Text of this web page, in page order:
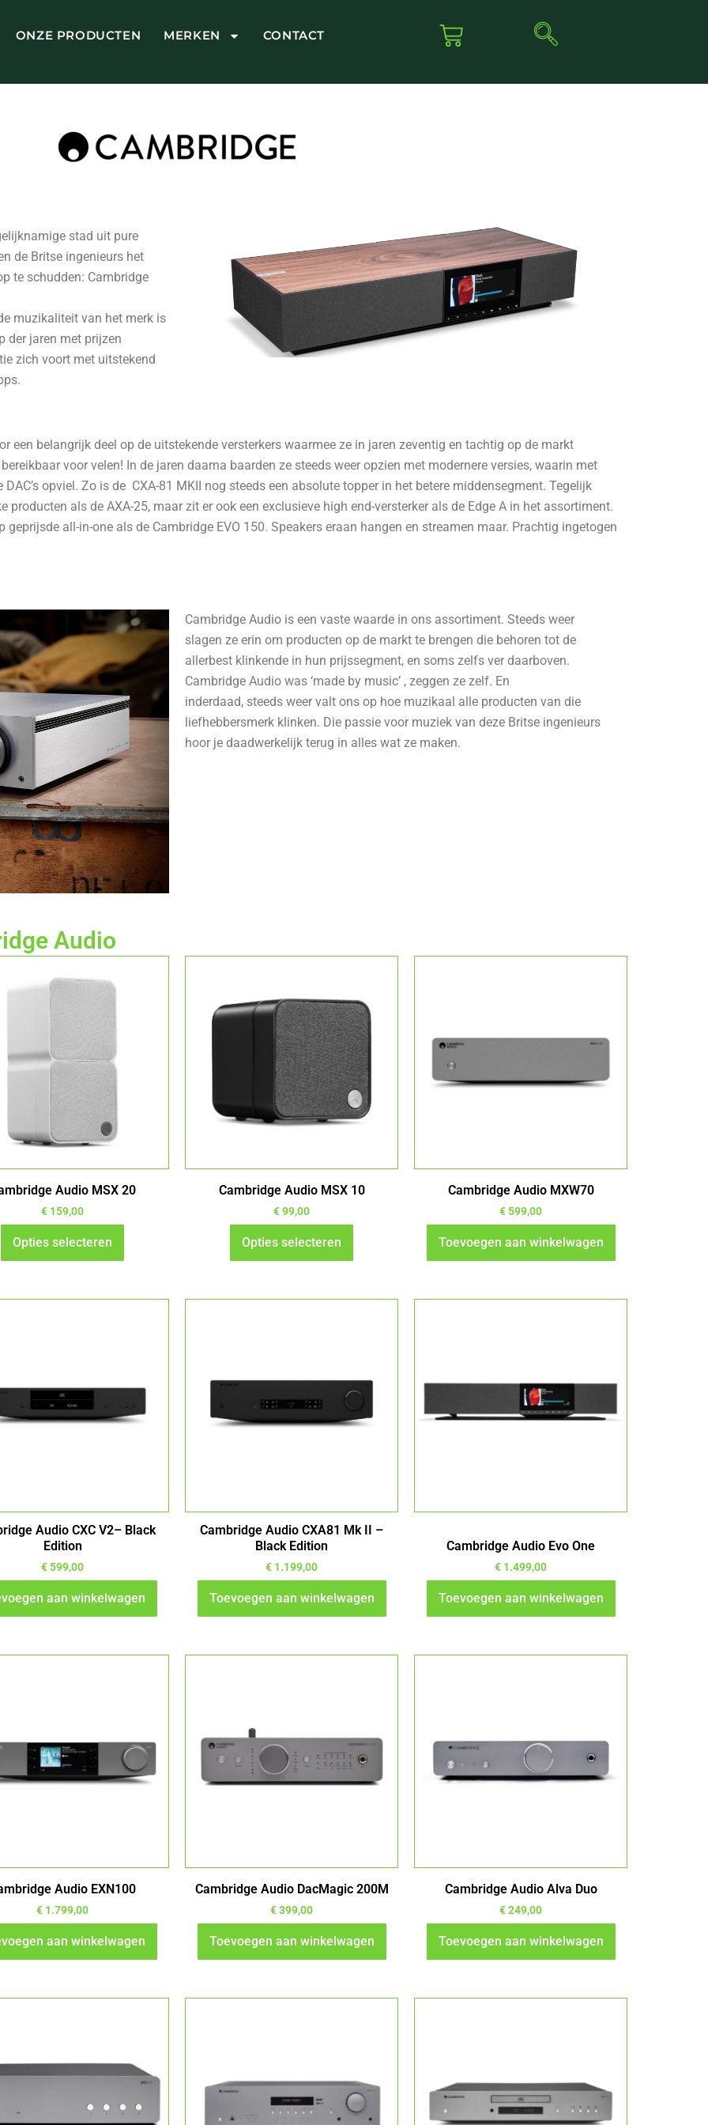
ONZE PRODUCTEN MERKEN CONTACT
stad uit pure
de Britse ingenieurs het
te schudden: Cambridge
muzikaliteit van het merk is
der jaren met prijzen
zich voort met uitstekend
een belangrijk deel op de uitstekende versterkers waarmee ze in jaren zeventig en tachtig op de markt
voor velen! In de jaren daarna baarden ze steeds weer opzien met modernere versies, waarin met
opviel. Zo is de CXA-81 MKII nog steeds een absolute topper in het betere middensegment. Tegelijk
als de AXA-25, maar zit er ook een exclusieve high end-versterker als de Edge A in het assortiment.
all-in-one als de Cambridge EVO 150. Speakers eraan hangen en streamen maar. Prachtig ingetogen
Cambridge Audio is een vaste waarde in ons assortiment. Steeds weer
slagen ze erin om producten op de markt te brengen die behoren tot de
allerbest klinkende in hun prijssegment, en soms zelfs ver daarboven.
Cambridge Audio was ‘made by music’ , zeggen ze zelf. En
inderdaad, steeds weer valt ons op hoe muzikaal alle producten van die
liefhebbersmerk klinken. Die passie voor muziek van deze Britse ingenieurs
hoor je daadwerkelijk terug in alles wat ze maken.
Audio
Audio MSX 20
€ 159,00
Opties selecteren
product
heeft
meerdere
variaties.
Deze
optie
kan
gekozen
worden
op
de
productpagina
Cambridge Audio MSX 10
€99,00
Opties selecteren
heeft
meerdere
variaties.
Deze
optie
kan
gekozen
op
de
productpagina
Cambridge Audio MXW70
€ 599,00
Toevoegen aan winkelwagen
Audio CXC V2– Black
Edition
€ 599,00
aan winkelwagen
Cambridge Audio CXA81 Mk II –
Black Edition
€ 1.199,00
Toevoegen aan winkelwagen
Cambridge Audio Evo One
€ 1.499,00
Toevoegen aan winkelwagen
Audio EXN100
€ 1.799,00
aan winkelwagen
Cambridge Audio DacMagic 200M
€399,00
Toevoegen aan winkelwagen
Cambridge Audio Alva Duo
€249,00
Toevoegen aan winkelwagen